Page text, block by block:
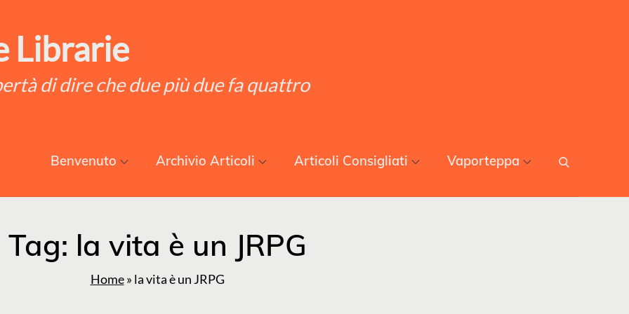
Librarie
di dire che due più due fa quattro
Benvenuto Archivio Articoli Articoli Consigliati Vaporteppa
Tag: la vita è un JRPG
Home» la vita è un JRPG